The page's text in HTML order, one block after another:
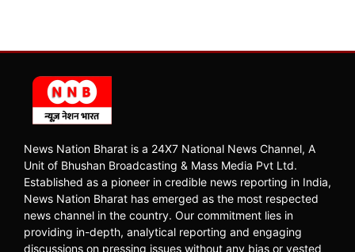
News Nation Bharat is a 24X7 National News Channel, A
Unit of Bhushan Broadcasting & Mass Media Pvt Ltd.
Established as a pioneer in credible news reporting in India,
News Nation Bharat has emerged as the most respected
news channel in the country. Our commitment lies in
providing in-depth, analytical reporting and engaging
discussions on pressing issues without any bias or vested